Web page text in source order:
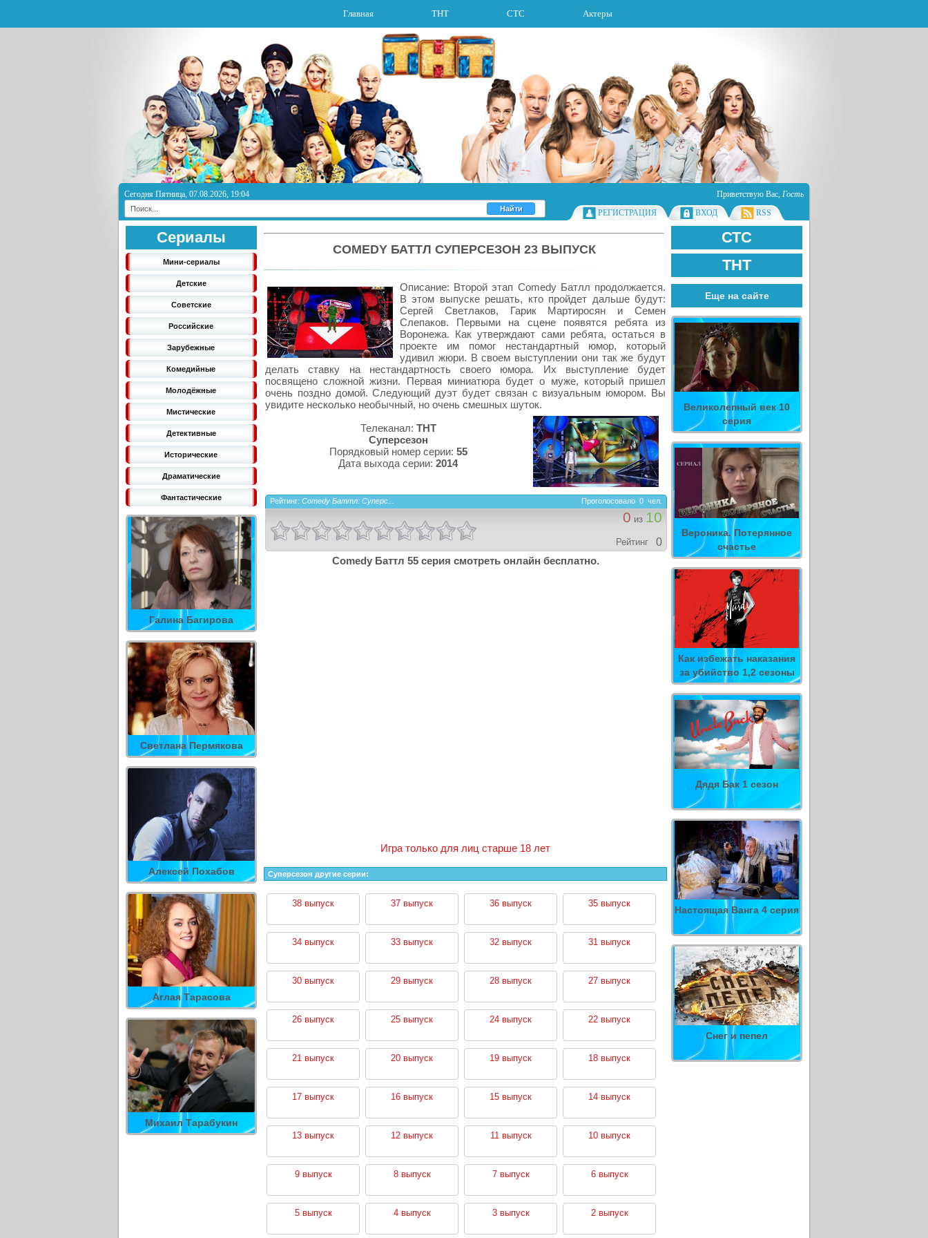
Главная ТНТ СТС Актеры
Сегодня Пятница, 07.08.2026, 19:04 Приветствую Вас, Гость
РЕГИСТРАЦИЯ
ВХОД RSS
Сериалы
Мини-сериалы
Детские
Советские
Российские
Зарубежные
Комедийные
Молодёжные
Мистические
Детективные
Исторические
Драматические
Фантастические
Галина Багирова
Светлана Пермякова
Алексей Похабов
Аглая Тарасова
Михаил Тарабукин
СТС
ТНТ
Еще на сайте
Великолепный век 10
серия
Вероника. Потерянное
счастье
Как избежать наказания
за убийство 1,2 сезоны
Дядя Бак 1 сезон
Настоящая Ванга 4 серия
Снег и пепел
COMEDY БАТТЛ СУПЕРСЕЗОН 23 ВЫПУСК
Описание: Второй этап Comedy Батлл продолжается.
В этом выпуске решать, кто пройдет дальше будут:
Сергей Светлаков, Гарик Мартиросян и Семен
Слепаков. Первыми на сцене появятся ребята из
Воронежа. Как утверждают сами ребята, остаться в
проекте им помог нестандартный юмор, который
удивил жюри. В своем выступлении они так же будут
делать ставку на нестандартность своего юмора. Их выступление будет
посвящено сложной жизни. Первая миниатюра будет о муже, который пришел
очень поздно домой. Следующий дуэт будет связан с визуальным юмором. Вы
увидите несколько необычный, но очень смешных шуток.
Телеканал: ТНТ
Суперсезон
Порядковый номер серии: 55
Дата выхода серии: 2014
Рейтинг: Comedy Баттл: Суперс... Проголосовало 0 чел.
0 из 10
Рейтинг
0
Comedy Баттл 55 серия смотреть онлайн бесплатно.
Игра только для лиц старше 18 лет
Суперсезон другие серии:
38 выпуск 37 выпуск 36 выпуск 35 выпуск
34 выпуск 33 выпуск 32 выпуск 31 выпуск
30 выпуск 29 выпуск 28 выпуск 27 выпуск
26 выпуск 25 выпуск 24 выпуск 22 выпуск
21 выпуск 20 выпуск 19 выпуск 18 выпуск
17 выпуск 16 выпуск 15 выпуск 14 выпуск
13 выпуск 12 выпуск 11 выпуск 10 выпуск
9 выпуск 8 выпуск 7 выпуск 6 выпуск
5 выпуск 4 выпуск 3 выпуск 2 выпуск